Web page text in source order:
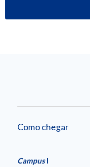
Como chegar
CampusI